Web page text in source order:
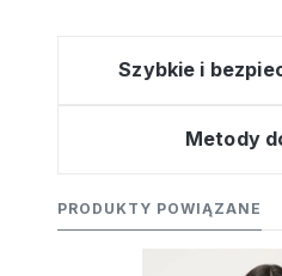
Szybkie i
Metody
PRODUKTY POWIĄZANE